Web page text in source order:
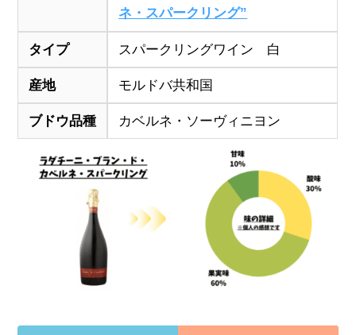
ネ・スパークリング”
タイプ スパークリングワイン 白
産地 モルドバ共和国
ブドウ品種 カベルネ・ソーヴィニヨン